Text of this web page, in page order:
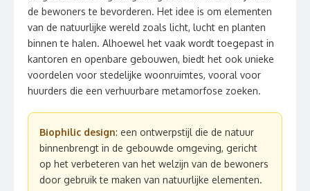
de bewoners te bevorderen. Het idee is om elementen
van de natuurlijke wereld zoals licht, lucht en planten
binnen te halen. Alhoewel het vaak wordt toegepast in
kantoren en openbare gebouwen, biedt het ook unieke
voordelen voor stedelijke woonruimtes, vooral voor
huurders die een verhuurbare metamorfose zoeken.
Biophilic design: een ontwerpstijl die de natuur
binnenbrengt in de gebouwde omgeving, gericht
op het verbeteren van het welzijn van de bewoners
door gebruik te maken van natuurlijke elementen.